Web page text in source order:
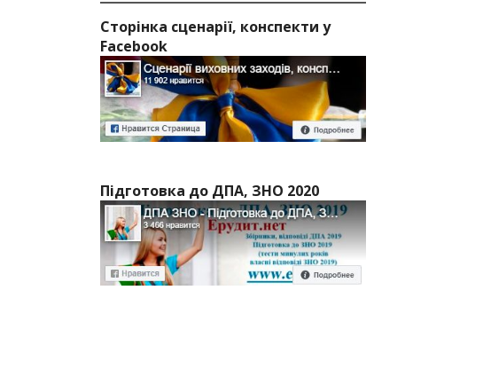
Сторінка сценарії, конспекти у
Facebook
Підготовка до ДПА, ЗНО 2020